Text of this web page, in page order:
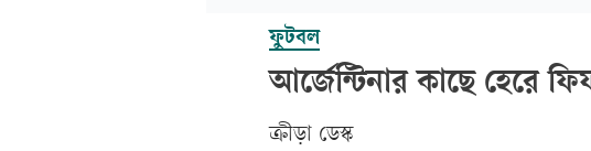
ফুটবল
আর্জেন্টিনার কাছে হেরে
ক্রীড়া ডেস্ক